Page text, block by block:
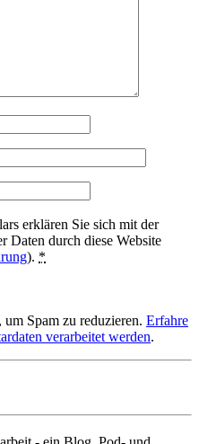
erklären Sie sich mit der
Daten durch diese Website
). *
Spam zu reduzieren. Erfahre
verarbeitet werden.